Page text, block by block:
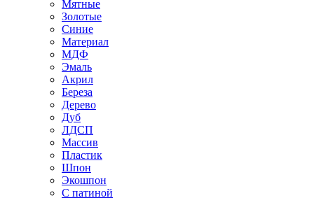
Мятные
Золотые
Синие
Материал
МДФ
Эмаль
Акрил
Береза
Дерево
Дуб
ЛДСП
Массив
Пластик
Шпон
Экошпон
С патиной